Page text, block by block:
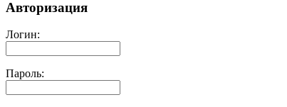
Авторизация
Логин:
Пароль: